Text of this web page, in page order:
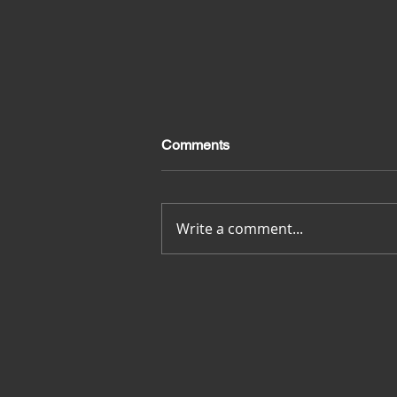
Merci pour tout
Comments
Write a comment...